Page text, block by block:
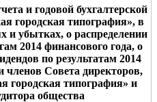
и годовой бухгалтерской
городская типография», в
и убытках, о распределении
2014 финансового года, о
по результатам 2014
членов Совета директоров,
городская типография» и
общества